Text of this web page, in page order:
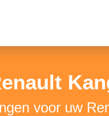
voor uw